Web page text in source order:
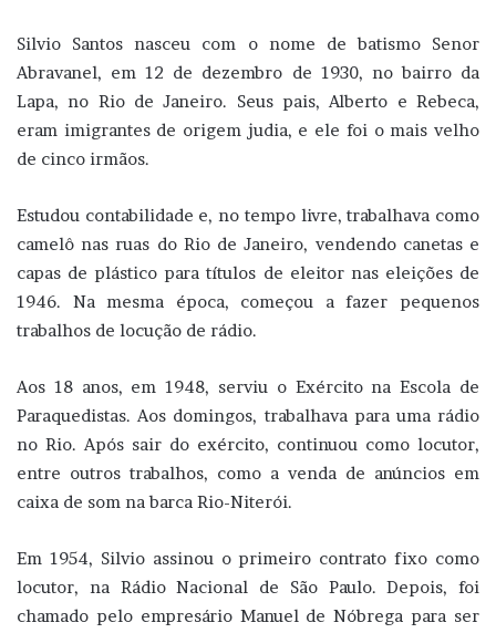
Silvio Santos nasceu com o nome de batismo Senor
Abravanel, em 12 de dezembro de 1930, no bairro da
Lapa, no Rio de Janeiro. Seus pais, Alberto e Rebeca,
eram imigrantes de origem judia, e ele foi o mais velho
de cinco irmãos.
Estudou contabilidade e, no tempo livre, trabalhava como
camelô nas ruas do Rio de Janeiro, vendendo canetas e
capas de plástico para títulos de eleitor nas eleições de
1946. Na mesma época, começou a fazer pequenos
trabalhos de locução de rádio.
Aos 18 anos, em 1948, serviu o Exército na Escola de
Paraquedistas. Aos domingos, trabalhava para uma rádio
no Rio. Após sair do exército, continuou como locutor,
entre outros trabalhos, como a venda de anúncios em
caixa de som na barca Rio-Niterói.
Em 1954, Silvio assinou o primeiro contrato fixo como
locutor, na Rádio Nacional de São Paulo. Depois, foi
chamado pelo empresário Manuel de Nóbrega para ser